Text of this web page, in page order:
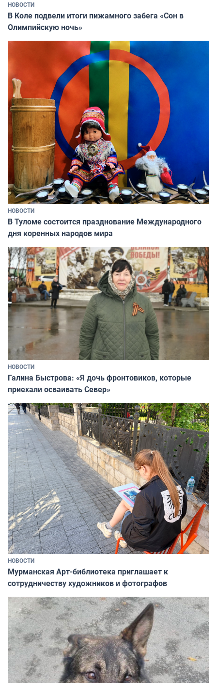
НОВОСТИ
В Коле подвели итоги пижамного забега «Сон в
Олимпийскую ночь»
НОВОСТИ
В Туломе состоится празднование Международного
дня коренных народов мира
НОВОСТИ
Галина Быстрова: «Я дочь фронтовиков, которые
приехали осваивать Север»
НОВОСТИ
Мурманская Арт-библиотека приглашает к
сотрудничеству художников и фотографов